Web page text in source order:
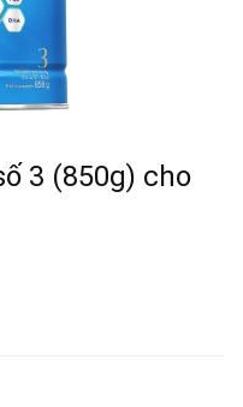
3 (850g) cho